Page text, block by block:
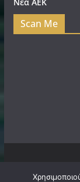
Scan Me
Πνευματικά